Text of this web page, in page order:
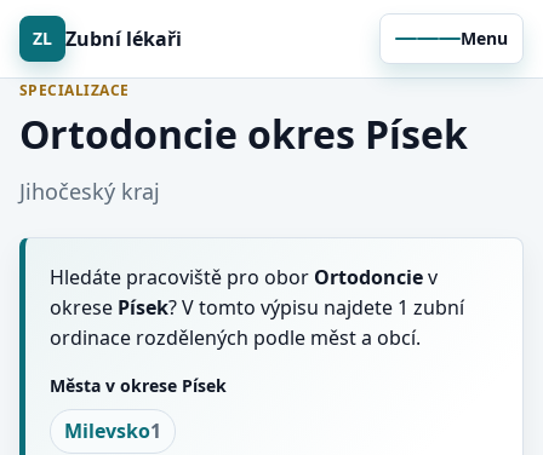
ZL Zubní lékaři Menu
SPECIALIZACE
Ortodoncie okres Písek
Jihočeský kraj
Hledáte pracoviště pro obor Ortodonciev
okrese Písek? V tomto výpisu najdete 1 zubní
ordinace rozdělených podle měst a obcí.
Města v okrese Písek
Milevsko1